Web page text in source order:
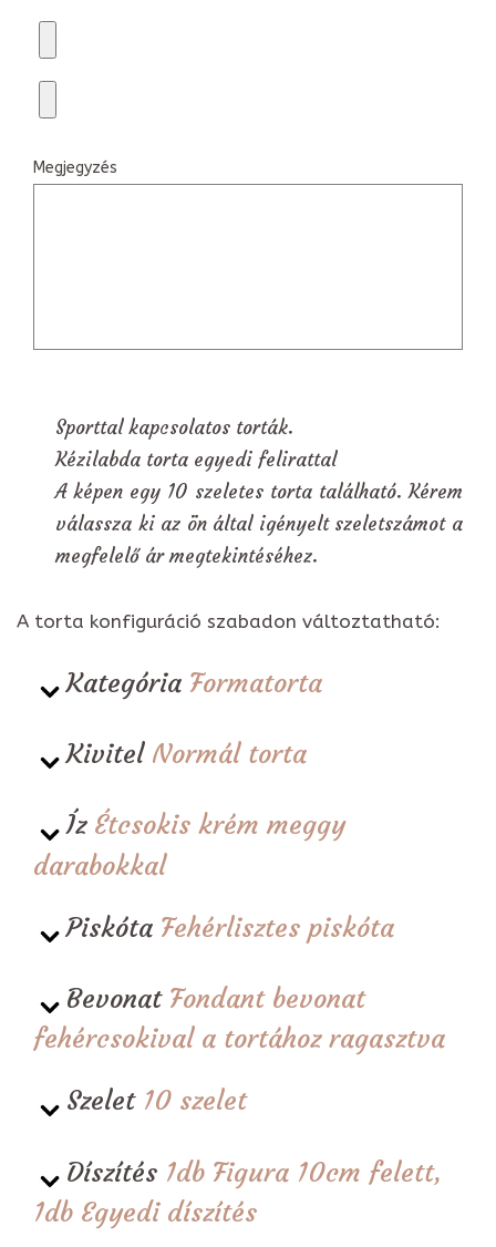
Megjegyzés
Sporttal kapcsolatos torták.
Kézilabda torta egyedi felirattal
A képen egy 10 szeletes torta található. Kérem
válassza ki az ön által igényelt szeletszámot a
megfelelő ár megtekintéséhez.
A torta konfiguráció szabadon változtatható:
Kategória Formatorta
Kivitel Normál torta
Íz Étcsokis krém meggy
darabokkal
Piskóta Fehérlisztes piskóta
Bevonat Fondant bevonat
fehércsokival a tortához ragasztva
Szelet 10 szelet
Díszítés 1db Figura 10cm felett,
1db Egyedi díszítés